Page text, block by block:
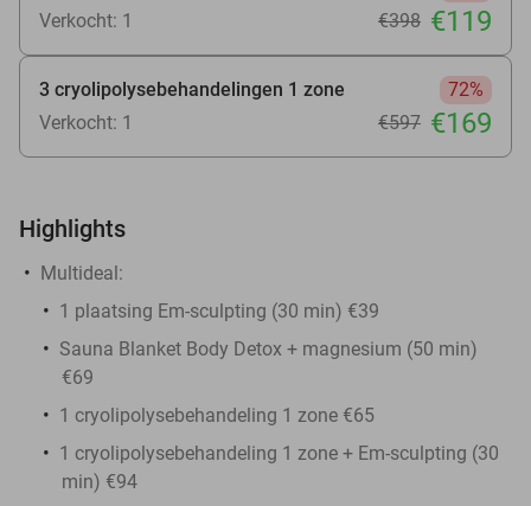
Verkocht: 1
€398 €119
3 cryolipolysebehandelingen 1 zone
72%
Verkocht: 1
€597 €169
Highlights
Multideal:
1 plaatsing Em-sculpting (30 min) €39
Sauna Blanket Body Detox + magnesium (50 min)
€69
1 cryolipolysebehandeling 1 zone €65
1 cryolipolysebehandeling 1 zone + Em-sculpting (30
min) €94